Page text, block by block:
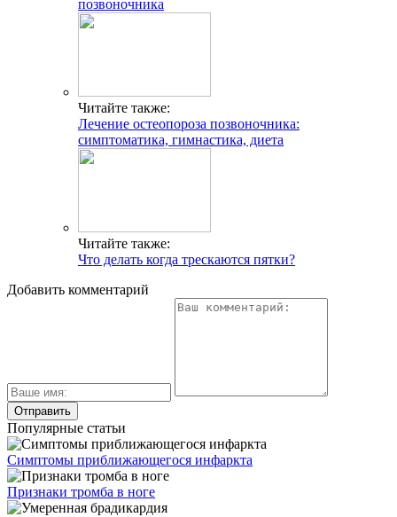
позвоночника
Читайте также:
Лечение остеопороза позвоночника:
симптоматика, гимнастика, диета
Читайте также:
Что делать когда трескаются пятки?
Добавить комментарий
Популярные статьи
Симптомы приближающегося инфаркта
Признаки тромба в ноге